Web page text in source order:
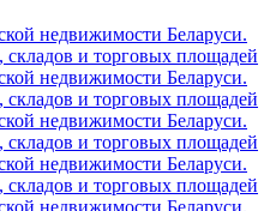
недвижимости Беларуси.
и торговых площадей
недвижимости Беларуси.
и торговых площадей
недвижимости Беларуси.
и торговых площадей
недвижимости Беларуси.
и торговых площадей
недвижимости Беларуси.